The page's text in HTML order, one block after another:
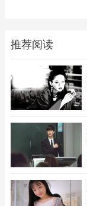
推荐阅读